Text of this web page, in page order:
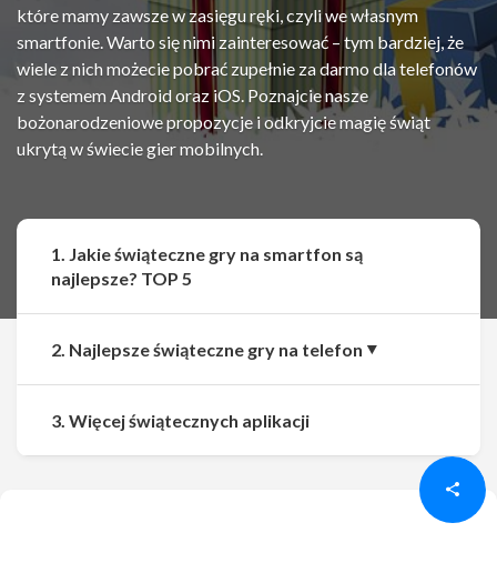
które mamy zawsze w zasięgu ręki, czyli we własnym
smartfonie. Warto się nimi zainteresować – tym bardziej, że
wiele z nich możecie pobrać zupełnie za darmo dla telefonów
z systemem Android oraz iOS. Poznajcie nasze
bożonarodzeniowe propozycje i odkryjcie magię świąt
ukrytą w świecie gier mobilnych.
Udostępnij
1. Jakie świąteczne gry na smartfon są
najlepsze? TOP 5
2. Najlepsze świąteczne gry na telefon
3. Więcej świątecznych aplikacji